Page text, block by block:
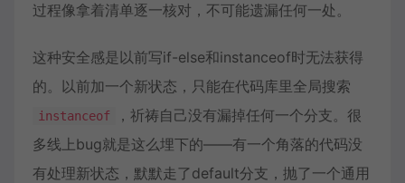
过程像拿着清单逐一核对，不可能遗漏任何一处。
这种安全感是以前写if-else和instanceof时无法获得
的。以前加一个新状态，只能在代码库里全局搜索
instanceof
，祈祷自己没有漏掉任何一个分支。很
多线上bug就是这么埋下的——有一个角落的代码没
有处理新状态，默默走了default分支，抛了一个通用